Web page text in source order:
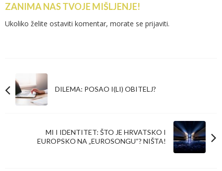
ZANIMA NAS TVOJE MIŠLJENJE!
Ukoliko želite ostaviti komentar, morate se prijaviti.
DILEMA: POSAO I(LI) OBITELJ?
MI I IDENTITET: ŠTO JE HRVATSKO I
EUROPSKO NA „EUROSONGU“? NIŠTA!